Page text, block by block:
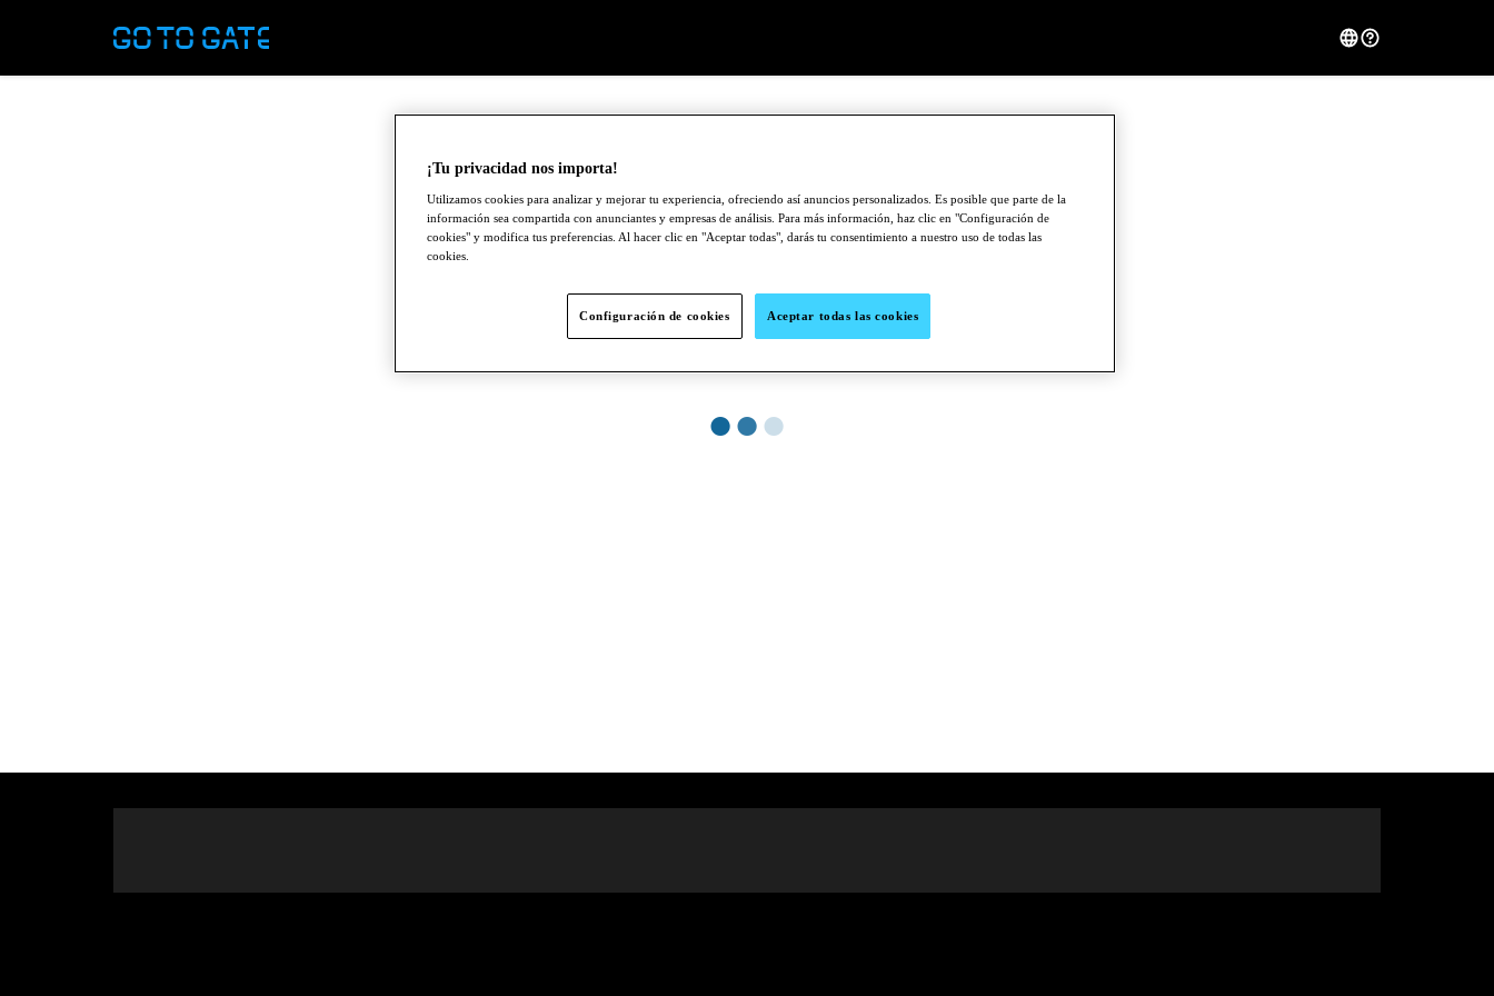
●●●
¡Tu privacidad nos importa!
Utilizamos cookies para analizar y mejorar tu experiencia, ofreciendo así anuncios personalizados. Es posible que parte de la
información sea compartida con anunciantes y empresas de análisis. Para más información, haz clic en "Configuración de
cookies" y modifica tus preferencias. Al hacer clic en "Aceptar todas", darás tu consentimiento a nuestro uso de todas las
cookies.
Configuración de cookies Aceptar todas las cookies